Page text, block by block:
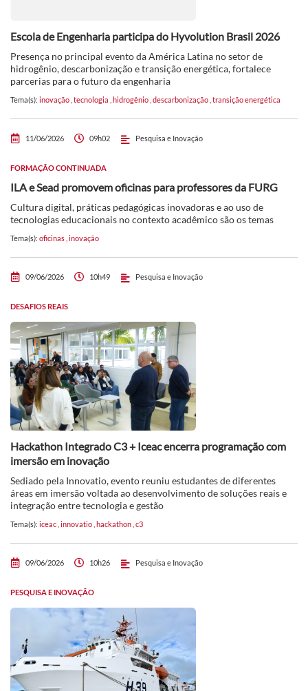
Escola de Engenharia participa do Hyvolution Brasil 2026
Presença no principal evento da América Latina no setor de
hidrogênio, descarbonização e transição energética, fortalece
parcerias para o futuro da engenharia
Tema(s): inovação tecnologia hidrogênio descarbonização transição energética
11/06/2026 09h02 Pesquisa e Inovação
FORMAÇÃO CONTINUADA
ILA e Sead promovem oficinas para professores da FURG
Cultura digital, práticas pedagógicas inovadoras e ao uso de
tecnologias educacionais no contexto acadêmico são os temas
Tema(s): oficinas inovação
09/06/2026 10h49 Pesquisa e Inovação
DESAFIOS REAIS
Hackathon Integrado C3 + Iceac encerra programação com
imersão em inovação
Sediado pela Innovatio, evento reuniu estudantes de diferentes
áreas em imersão voltada ao desenvolvimento de soluções reais e
integração entre tecnologia e gestão
Tema(s): iceac innovatio hackathon c3
09/06/2026 10h26 Pesquisa e Inovação
PESQUISA E INOVAÇÃO